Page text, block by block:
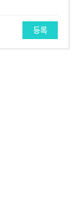
등록